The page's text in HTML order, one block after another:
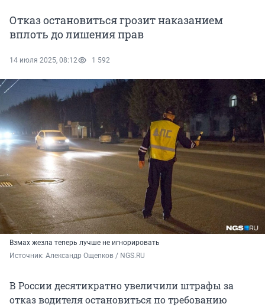
Отказ остановиться грозит наказанием
вплоть до лишения прав
14 июля 2025, 08:12 1 592
Взмах жезла теперь лучше не игнорировать
Источник: Александр Ощепков / NGS.RU
В России десятикратно увеличили штрафы за
отказ водителя остановиться по требованию